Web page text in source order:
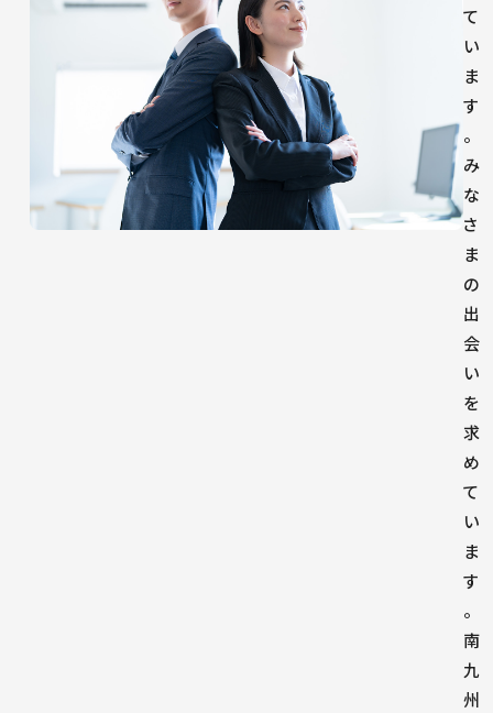
て
い
ま
す
。
み
な
さ
ま
の
出
会
い
を
求
め
て
い
ま
す
。
南
九
州